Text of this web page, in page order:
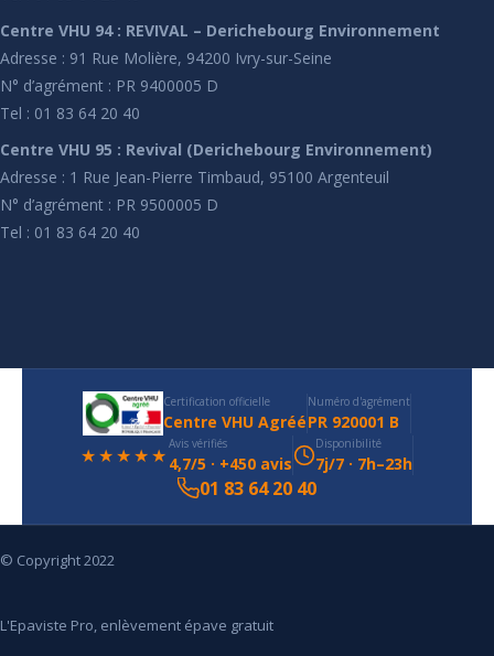
Centre VHU 94 : REVIVAL – Derichebourg Environnement
Adresse : 91 Rue Molière, 94200 Ivry-sur-Seine
N° d’agrément : PR 9400005 D
Tel : 01 83 64 20 40
Centre VHU 95 : Revival (Derichebourg Environnement)
Adresse : 1 Rue Jean-Pierre Timbaud, 95100 Argenteuil
N° d’agrément : PR 9500005 D
Tel : 01 83 64 20 40
Certification officielle
Centre VHU Agréé
Numéro d'agrément
PR 920001 B
★★★★★ Avis vérifiés
4,7/5 · +450 avis
Disponibilité
7j/7 · 7h–23h
01 83 64 20 40
© Copyright 2022
L'Epaviste Pro, enlèvement épave gratuit